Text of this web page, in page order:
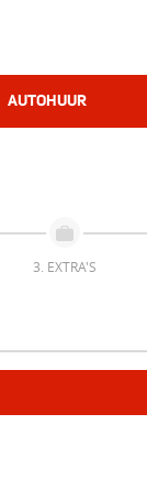
AUTOHUUR
3. EXTRA'S